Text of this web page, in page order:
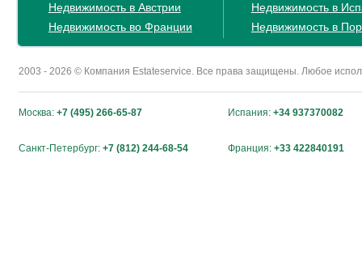
Недвижимость в Австрии
Недвижимость во Франции
Недвижимость в
Недвижимость в
2003 - 2026 © Компания Estateservice. Все права защищены. Любое
Москва: +7 (495) 266-65-87 Испания: +34 937370082
Санкт-Петербург: +7 (812) 244-68-54 Франция: +33 422840191